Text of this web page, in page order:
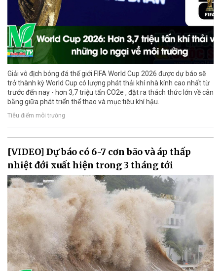
Giải vô địch bóng đá thế giới FIFA World Cup 2026 được dự báo sẽ
trở thành kỳ World Cup có lượng phát thải khí nhà kính cao nhất từ
trước đến nay - hơn 3,7 triệu tấn CO2e , đặt ra thách thức lớn về cân
bằng giữa phát triển thể thao và mục tiêu khí hậu.
Tiêu điểm môi trường
[VIDEO] Dự báo có 6-7 cơn bão và áp thấp
nhiệt đới xuất hiện trong 3 tháng tới